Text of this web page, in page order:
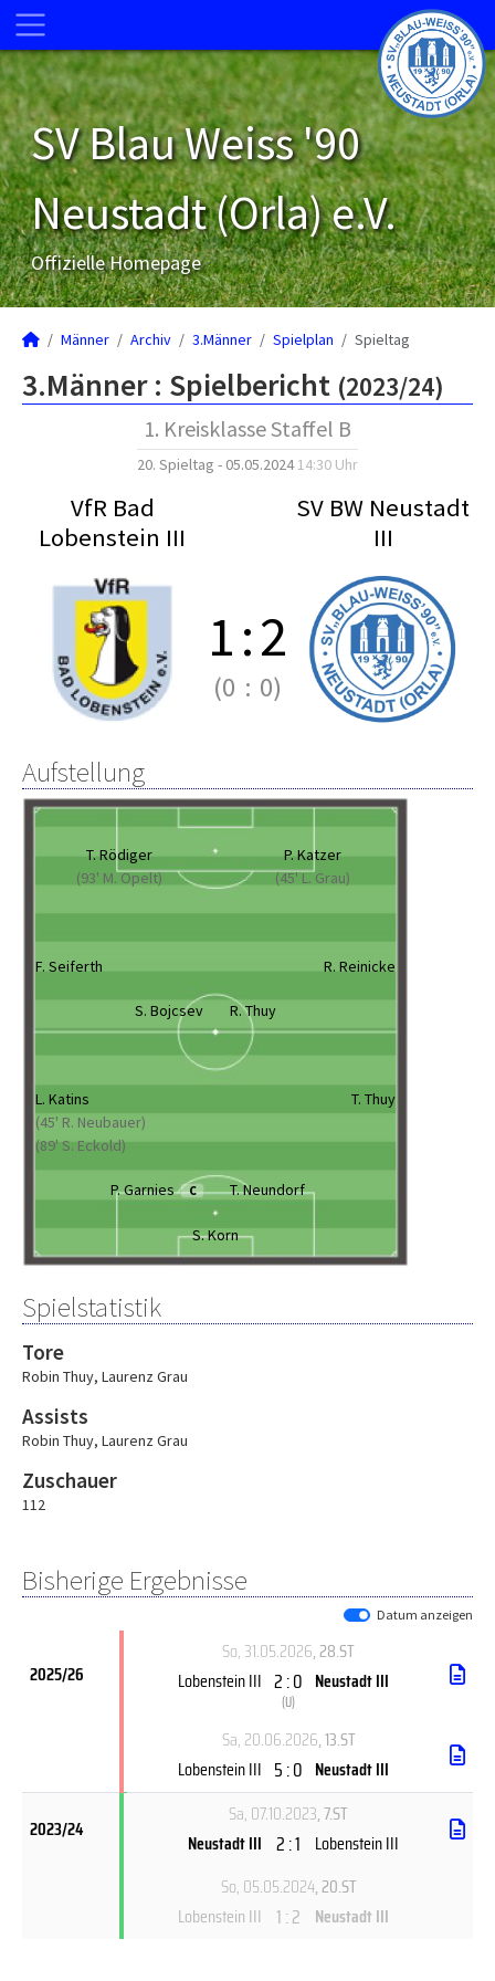
SV Blau Weiss '90
Neustadt (Orla) e.V.
Offizielle Homepage
Männer Archiv 3.Männer Spielplan Spieltag
3.Männer : Spielbericht (2023/24)
1. Kreisklasse Staffel B
20. Spieltag - 05.05.202414:30 Uhr
VfR Bad
Lobenstein III
SV BW Neustadt
III
1:2
(0 : 0)
Aufstellung
T. Rödiger
(93' M. Opelt)
P. Katzer
(45' L. Grau)
F. Seiferth R. Reinicke
S. Bojcsev R. Thuy
L. Katins
(45' R. Neubauer)
(89' S. Eckold)
T. Thuy
P. Garnies C T. Neundorf
S. Korn
Spielstatistik
Tore
Robin Thuy, Laurenz Grau
Assists
Robin Thuy, Laurenz Grau
Zuschauer
112
Bisherige Ergebnisse
Datum anzeigen
2025/26
So, 31.05.2026, 28.ST
Lobenstein III 2 : 0
(U)
Neustadt III
Sa, 20.06.2026, 13.ST
Lobenstein III 5 : 0 Neustadt III
2023/24
Sa, 07.10.2023, 7.ST
Neustadt III 2 : 1 Lobenstein III
So, 05.05.2024, 20.ST
Lobenstein III 1 : 2 Neustadt III